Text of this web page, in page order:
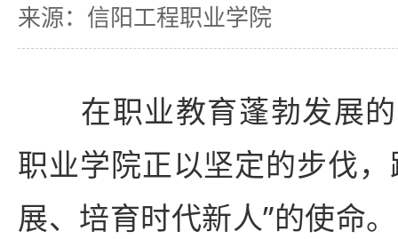
来源：信阳工程职业学院
在职业教育蓬勃发展的
职业学院正以坚定的步伐
展、培育时代新人”的使命